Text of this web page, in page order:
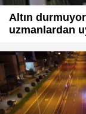
Altın
uzmanlardan